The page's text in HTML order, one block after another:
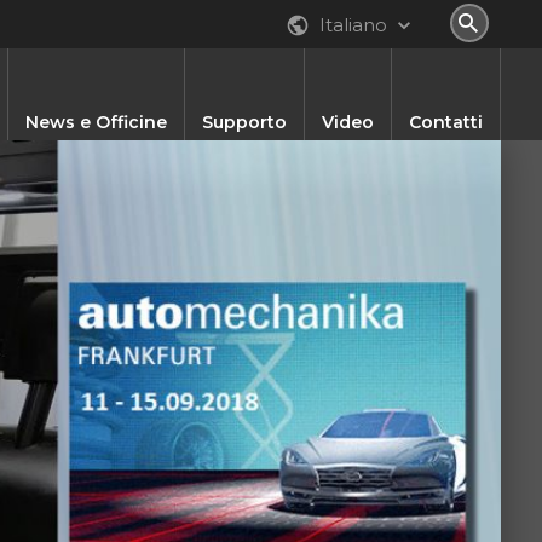
Italiano
Diagnosi Altri Prodotti
News e Officine
Officine
Supporto
Online Localized Content
Video Contatti